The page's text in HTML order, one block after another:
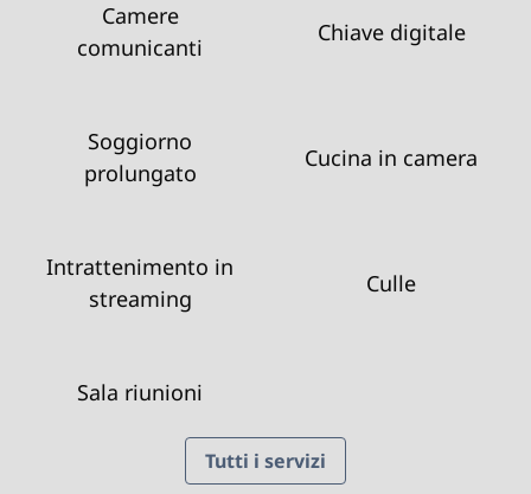
Camere
comunicanti
Chiave digitale
Soggiorno
prolungato
Cucina in camera
Intrattenimento in
streaming
Culle
Sala riunioni
Tutti i servizi